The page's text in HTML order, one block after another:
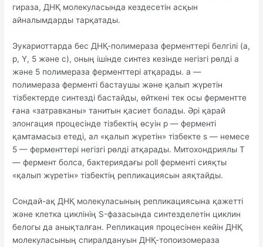
гираза, ДНҚ молекуласында кездесетін асқын
айналымдарды тарқатады.
Эукариоттарда бес ДНҚ-полимераза ферменттері белгілі (а,
р, Ү, 5 және с), оның ішінде синтез кезінде негізгі рөлді а
және 5 полимераза ферменттері атқарады. a —
полимераза ферменті бастаушы және қалып жүретін
тізбектерде синтезді бастайды, өйткені тек осы ферментте
ғана «затравканы» танитын қасиет болады. Әрі қарай
элонгация процесінде тізбектің өсуін р — ферменті
қамтамасыз етеді, ал «қалып жүретін» тізбекте s — немесе
5 — ферменттері негізгі рөлді атқарады. Митохондриялы Т
— фермент болса, бактериядағы poll ферменті сияқты
«қалып жүретін» тізбектің репликациясын аяқтайды.
Сондай-ақ ДНҚ молекуласының репликациясына қажетті
және клетка циклінің S-фазасында синтезделетін циклин
белогы да анықталған. Репликация процесінен кейін ДНҚ
молекуласының спиралдануын ДНҚ-топоизомераза